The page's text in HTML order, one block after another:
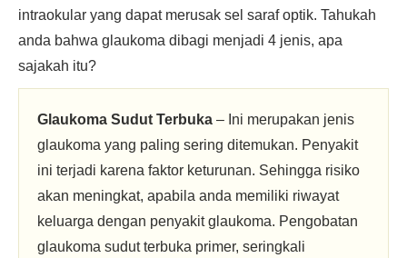
intraokular yang dapat merusak sel saraf optik. Tahukah
anda bahwa glaukoma dibagi menjadi 4 jenis, apa
sajakah itu?
Glaukoma Sudut Terbuka – Ini merupakan jenis
glaukoma yang paling sering ditemukan. Penyakit
ini terjadi karena faktor keturunan. Sehingga risiko
akan meningkat, apabila anda memiliki riwayat
keluarga dengan penyakit glaukoma. Pengobatan
glaukoma sudut terbuka primer, seringkali